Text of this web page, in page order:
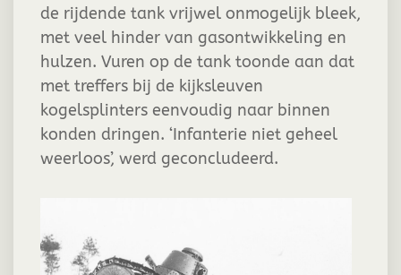
de rijdende tank vrijwel onmogelijk bleek,
met veel hinder van gasontwikkeling en
hulzen. Vuren op de tank toonde aan dat
met treffers bij de kijksleuven
kogelsplinters eenvoudig naar binnen
konden dringen. ‘Infanterie niet geheel
weerloos’, werd geconcludeerd.